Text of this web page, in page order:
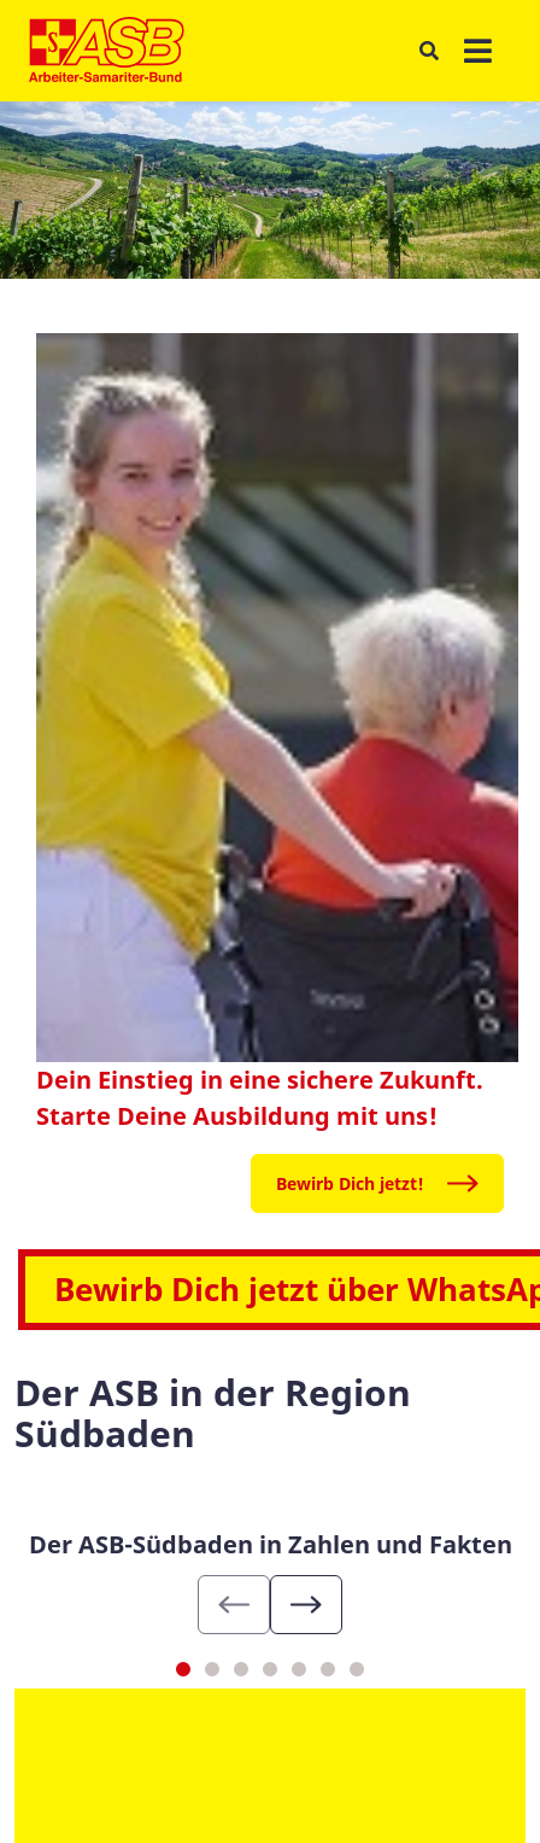
Dein Einstieg in eine sichere Zukunft.
Starte Deine Ausbildung mit uns!
Bewirb Dich jetzt!
Bewirb Dich jetzt über
Der ASB in der Region
Südbaden
Der ASB-Südbaden in Zahlen und Fakten